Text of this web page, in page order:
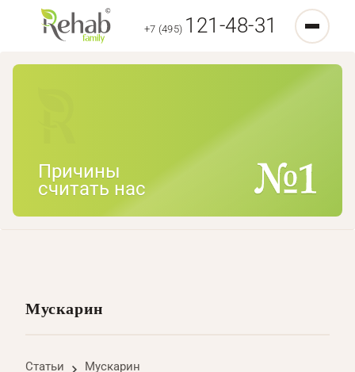
+7 (495) 121-48-31
Причины
считать нас
Мускарин
Статьи Мускарин